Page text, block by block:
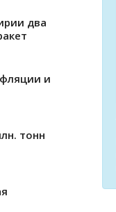
два
и
тонн